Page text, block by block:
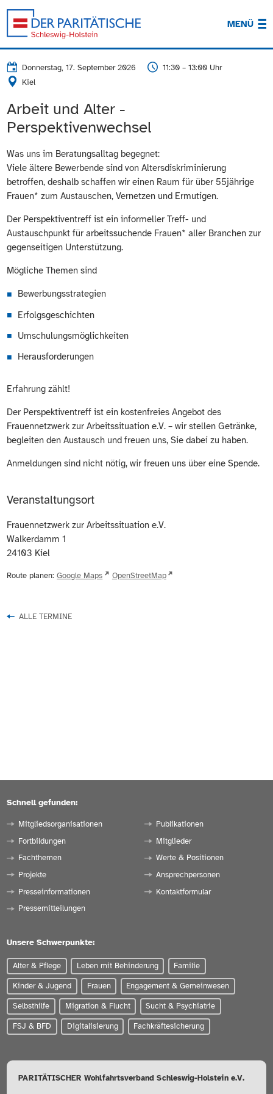
MENÜ
Donnerstag, 17. September 2026
11:30 – 13:00 Uhr
Kiel
Arbeit und Alter -
Perspektivenwechsel
Was uns im Beratungsalltag begegnet:
Viele ältere Bewerbende sind von Altersdiskriminierung
betroffen, deshalb schaffen wir einen Raum für über 55jährige
Frauen* zum Austauschen, Vernetzen und Ermutigen.
Der Perspektiventreff ist ein informeller Treff- und
Austauschpunkt für arbeitssuchende Frauen* aller Branchen zur
gegenseitigen Unterstützung.
Mögliche Themen sind
Bewerbungsstrategien
Erfolgsgeschichten
Umschulungsmöglichkeiten
Herausforderungen
Erfahrung zählt!
Der Perspektiventreff ist ein kostenfreies Angebot des
Frauennetzwerk zur Arbeitssituation e.V. – wir stellen Getränke,
begleiten den Austausch und freuen uns, Sie dabei zu haben.
Anmeldungen sind nicht nötig, wir freuen uns über eine Spende.
Veranstaltungsort
Frauennetzwerk zur Arbeitssituation e.V.
Walkerdamm 1
24103 Kiel
Route planen: Google Maps OpenStreetMap
ALLE TERMINE
Schnell gefunden:
Mitgliedsorganisationen
Fortbildungen
Fachthemen
Projekte
Presseinformationen
Pressemitteilungen
Publikationen
Mitglieder
Werte & Positionen
Ansprechpersonen
Kontaktformular
Unsere Schwerpunkte:
Alter & Pflege Leben mit Behinderung Familie
Kinder & Jugend Frauen Engagement & Gemeinwesen
Selbsthilfe Migration & Flucht Sucht & Psychiatrie
FSJ & BFD Digitalisierung Fachkräftesicherung
PARITÄTISCHER Wohlfahrtsverband Schleswig-Holstein e.V.